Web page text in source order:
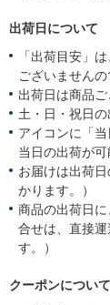
出荷日について
「出荷目安」
ございませんの
出荷日は商品ご
土・日・祝日の
アイコンに「
当日の出荷が
お届けは出荷
かります。）
商品の出荷日
合せは、直接
す。）
クーポンについて